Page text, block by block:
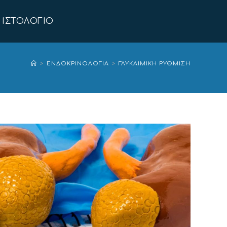
ΙΣΤΟΛΌΓΙΟ
> ΕΝΔΟΚΡΙΝΟΛΟΓΊΑ > ΓΛΥΚΑΙΜΙΚΉ ΡΎΘΜΙΣΗ